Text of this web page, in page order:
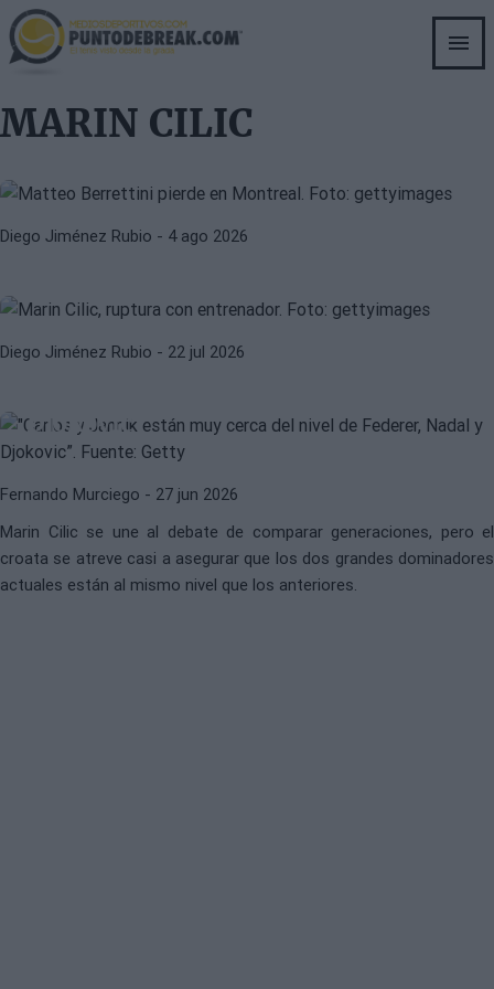
Skip
to
main
MARIN CILIC
MARTÍN LANDALUCE
ATP Montreal 2026: Landaluce y
Berrettini se ven sorprendidos,
Diego Jiménez Rubio - 4 ago 2026
Cilic rompe con su entrenador de
Diego Jiménez Rubio - 22 jul 2026
"Carlos y Jannik están muy cerca
Djokovic”
Fernando Murciego - 27 jun 2026
Marin Cilic se une al debate de comparar generaciones, pero el
croata se atreve casi a asegurar que los dos grandes dominadores
actuales están al mismo nivel que los anteriores.